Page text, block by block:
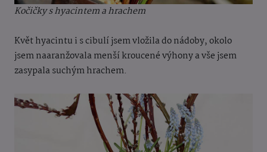
Kočičky s hyacintem a hrachem
Květ hyacintu i s cibulí jsem vložila do nádoby, okolo
jsem naaranžovala menší kroucené výhony a vše jsem
zasypala suchým hrachem.